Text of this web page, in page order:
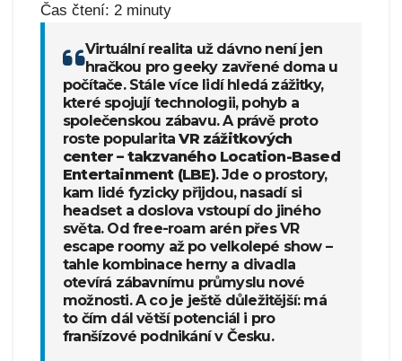
Čas čtení: 2 minuty
Virtuální realita už dávno není jen
hračkou pro geeky zavřené doma u
počítače. Stále více lidí hledá zážitky,
které spojují technologii, pohyb a
společenskou zábavu. A právě proto
roste popularitaVR zážitkových
center – takzvaného Location-Based
Entertainment (LBE). Jde o prostory,
kam lidé fyzicky přijdou, nasadí si
headset a doslova vstoupí do jiného
světa. Od free-roam arén přes VR
escape roomy až po velkolepé show –
tahle kombinace herny a divadla
otevírá zábavnímu průmyslu nové
možnosti. A co je ještě důležitější: má
to čím dál větší potenciál i pro
franšízové podnikání v Česku.